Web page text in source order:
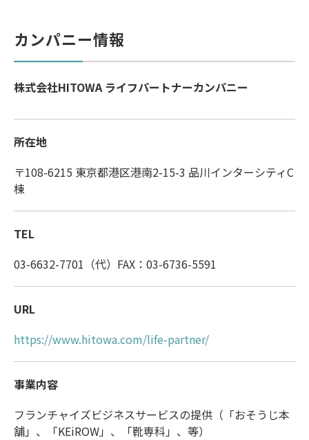
カンパニー情報
株式会社HITOWA ライフパートナーカンパニー
所在地
〒108-6215 東京都港区港南2-15-3 品川インターシティC
棟
TEL
03-6632-7701（代）FAX：03-6736-5591
URL
https://www.hitowa.com/life-partner/
事業内容
フランチャイズビジネスサービスの提供（「おそうじ本
舗」、「KEiROW」、「靴専科」、等）